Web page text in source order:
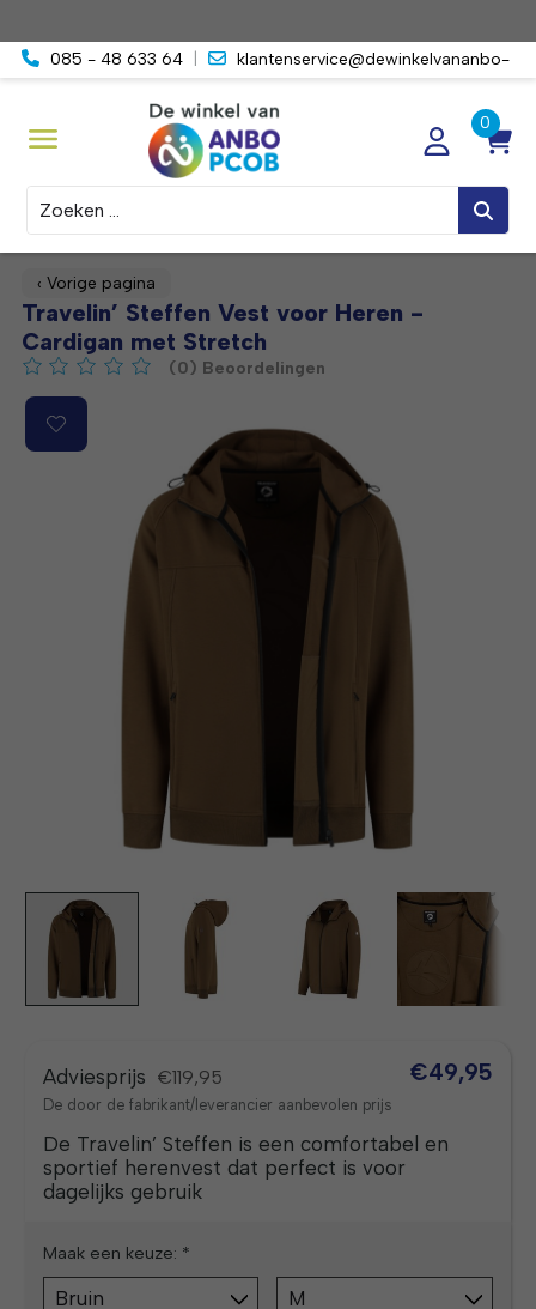
085 - 48 633 64
klantenservice@dewinkelvananbo-
Zoeken
‹ Vorige pagina
Travelin’ Steffen Vest voor Heren -
Cardigan met Stretch
De beoordeling van dit product is0van de 5
(0) Beoordelingen
Product image slideshow Items
Adviesprijs €119,95
De door de fabrikant/leverancier aanbevolen prijs
€49,95
De Travelin’ Steffen is een comfortabel en
sportief herenvest dat perfect is voor
dagelijks gebruik
Maak een keuze: *